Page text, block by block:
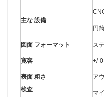
主な 設備
円
図面 フォーマット ス
寛容 +/-
表面 粗さ
ア
検査
マ